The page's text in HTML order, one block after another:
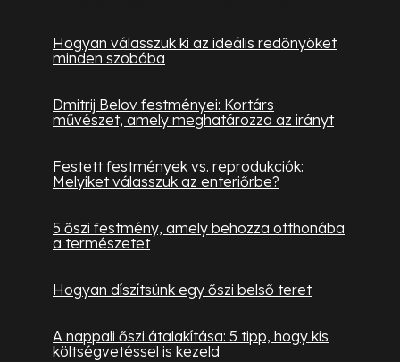
Hogyan válasszuk ki az ideális redőnyöket
minden szobába
Dmitrij Belov festményei: Kortárs
művészet, amely meghatározza az irányt
Festett festmények vs. reprodukciók:
Melyiket válasszuk az enteriőrbe?
5 őszi festmény, amely behozza otthonába
a természetet
Hogyan díszítsünk egy őszi belső teret
A nappali őszi átalakítása: 5 tipp, hogy kis
költségvetéssel is kezeld